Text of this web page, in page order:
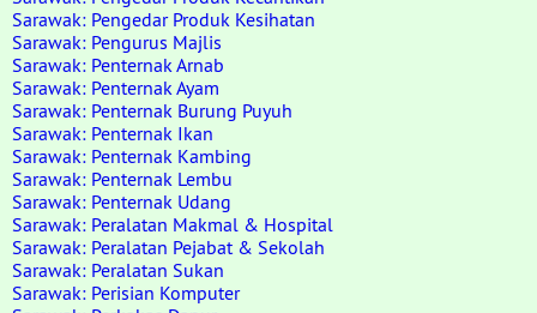
Sarawak: Pengedar Produk Kesihatan
Sarawak: Pengurus Majlis
Sarawak: Penternak Arnab
Sarawak: Penternak Ayam
Sarawak: Penternak Burung Puyuh
Sarawak: Penternak Ikan
Sarawak: Penternak Kambing
Sarawak: Penternak Lembu
Sarawak: Penternak Udang
Sarawak: Peralatan Makmal & Hospital
Sarawak: Peralatan Pejabat & Sekolah
Sarawak: Peralatan Sukan
Sarawak: Perisian Komputer